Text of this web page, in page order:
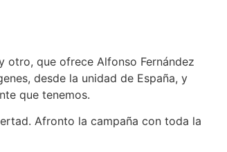
otro, que ofrece Alfonso Fernández
desde la unidad de España, y
que tenemos.
Afronto la campaña con toda la